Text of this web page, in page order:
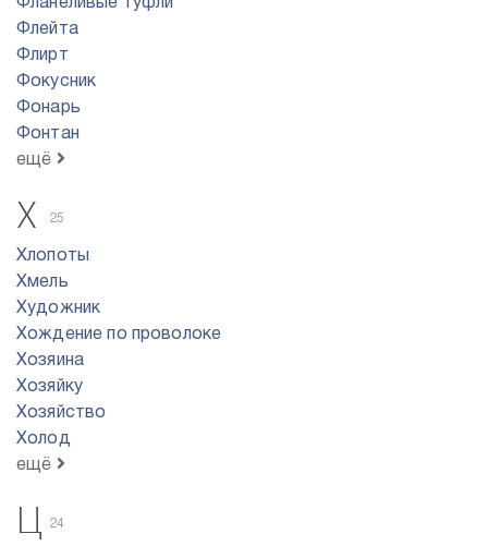
Фланеливые туфли
Флейта
Флирт
Фокусник
Фонарь
Фонтан
ещё
Х 25
Хлопоты
Хмель
Художник
Хождение по проволоке
Хозяина
Хозяйку
Хозяйство
Холод
ещё
Ц 24